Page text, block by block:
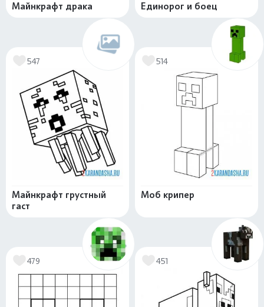
Майнкрафт драка Единорог и боец
547
Майнкрафт грустный
гаст
514
Моб крипер
479 451